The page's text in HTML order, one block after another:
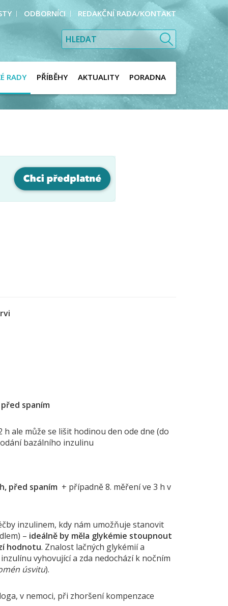
ODBORNÍCI REDAKČNÍ RADA/KONTAKT
RADY PŘÍBĚHY AKTUALITY PORADNA
spaním
ale může se lišit hodinou den ode dne (do
bazálního inzulinu
před spaním + případně 8. měření ve 3 h v
inzulinem, kdy nám umožňuje stanovit
– ideálně by měla glykémie stoupnout
hodnotu. Znalost lačných glykémií a
vyhovující a zda nedochází k nočním
úsvitu).
v nemoci, při zhoršení kompenzace